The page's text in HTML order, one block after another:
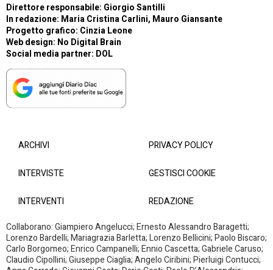
Direttore responsabile: Giorgio Santilli
In redazione: Maria Cristina Carlini, Mauro Giansante
Progetto grafico: Cinzia Leone
Web design: No Digital Brain
Social media partner: DOL
ARCHIVI
INTERVISTE
INTERVENTI
PRIVACY POLICY
GESTISCI COOKIE
REDAZIONE
Collaborano: Giampiero Angelucci; Ernesto Alessandro Baragetti;
Lorenzo Bardelli; Mariagrazia Barletta; Lorenzo Bellicini; Paolo Biscaro;
Carlo Borgomeo; Enrico Campanelli; Ennio Cascetta; Gabriele Caruso;
Claudio Cipollini; Giuseppe Ciaglia; Angelo Ciribini; Pierluigi Contucci;